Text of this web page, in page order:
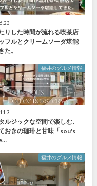
りした時間が流れる喫茶店
フルとクリームソーダ堪能
た。
福井のグルメ情報
ルジックな空間で楽しむ、
おきの珈琲と甘味「sou's
福井のグルメ情報